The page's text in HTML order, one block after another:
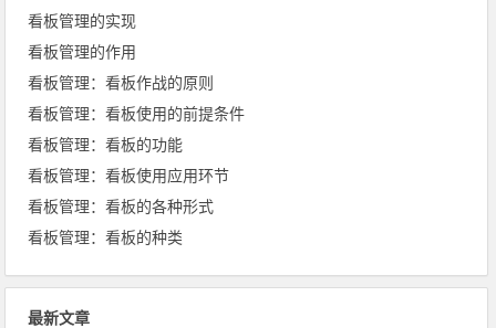
看板管理的实现
看板管理的作用
看板管理：看板作战的原则
看板管理：看板使用的前提条件
看板管理：看板的功能
看板管理：看板使用应用环节
看板管理：看板的各种形式
看板管理：看板的种类
最新文章